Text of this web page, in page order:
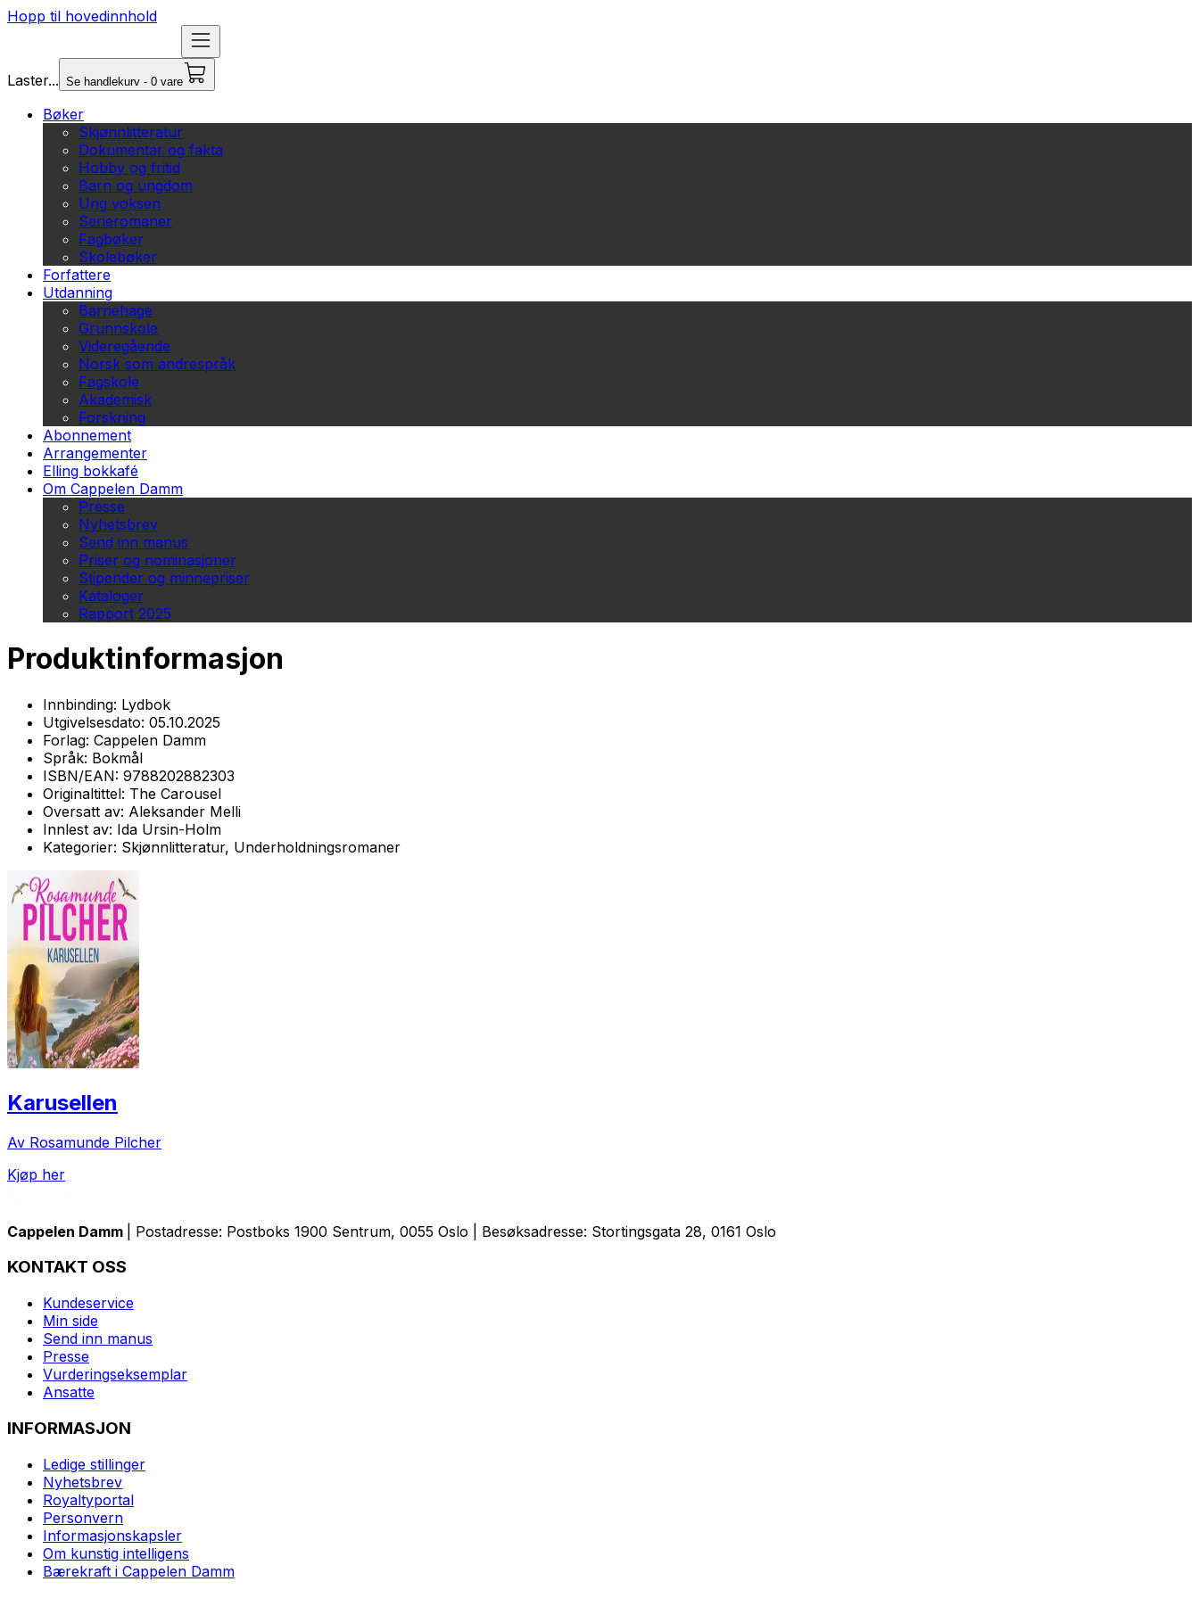
Hopp til hovedinnhold
Laster... Se handlekurv - 0 vare
Bøker
Skjønnlitteratur
Dokumentar og fakta
Hobby og fritid
Barn og ungdom
Ung voksen
Serieromaner
Fagbøker
Skolebøker
Forfattere
Utdanning
Barnehage
Grunnskole
Videregående
Norsk som andrespråk
Fagskole
Akademisk
Forskning
Abonnement
Arrangementer
Elling bokkafé
Om Cappelen Damm
Presse
Nyhetsbrev
Send inn manus
Priser og nominasjoner
Stipender og minnepriser
Kataloger
Rapport 2025
Produktinformasjon
Innbinding: Lydbok
Utgivelsesdato: 05.10.2025
Forlag: Cappelen Damm
Språk: Bokmål
ISBN/EAN: 9788202882303
Originaltittel: The Carousel
Oversatt av: Aleksander Melli
Innlest av: Ida Ursin-Holm
Kategorier: Skjønnlitteratur, Underholdningsromaner
Karusellen
Av Rosamunde Pilcher
Kjøp her
Cappelen Damm | Postadresse: Postboks 1900 Sentrum, 0055 Oslo | Besøksadresse: Stortingsgata 28, 0161 Oslo
KONTAKT OSS
Kundeservice
Min side
Send inn manus
Presse
Vurderingseksemplar
Ansatte
INFORMASJON
Ledige stillinger
Nyhetsbrev
Royaltyportal
Personvern
Informasjonskapsler
Om kunstig intelligens
Bærekraft i Cappelen Damm